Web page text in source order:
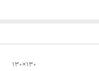
۱۳۰×۱۳۰